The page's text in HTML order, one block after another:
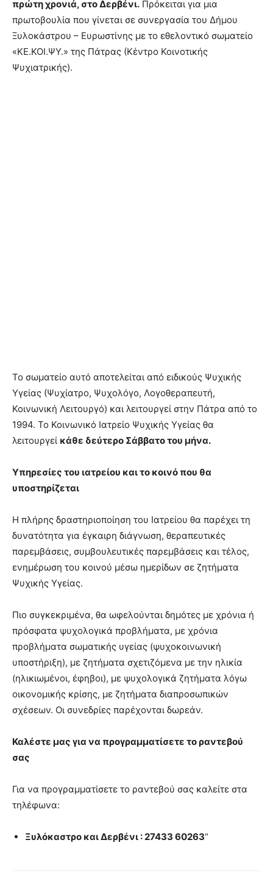
πρώτη χρονιά, στο Δερβένι. Πρόκειται για μια
πρωτοβουλία που γίνεται σε συνεργασία του Δήμου
Ξυλοκάστρου – Ευρωστίνης με το εθελοντικό σωματείο
«ΚΕ.ΚΟΙ.ΨΥ.» της Πάτρας (Κέντρο Κοινοτικής
Ψυχιατρικής).
Το σωματείο αυτό αποτελείται από ειδικούς Ψυχικής
Υγείας (Ψυχίατρο, Ψυχολόγο, Λογοθεραπευτή,
Κοινωνική Λειτουργό) και λειτουργεί στην Πάτρα από το
1994. Το Κοινωνικό Ιατρείο Ψυχικής Υγείας θα
λειτουργεί κάθε δεύτερο Σάββατο του μήνα.
Υπηρεσίες του ιατρείου και το κοινό που θα
υποστηρίζεται
Η πλήρης δραστηριοποίηση του Ιατρείου θα παρέχει τη
δυνατότητα για έγκαιρη διάγνωση, θεραπευτικές
παρεμβάσεις, συμβουλευτικές παρεμβάσεις και τέλος,
ενημέρωση του κοινού μέσω ημερίδων σε ζητήματα
Ψυχικής Υγείας.
Πιο συγκεκριμένα, θα ωφελούνται δημότες με χρόνια ή
πρόσφατα ψυχολογικά προβλήματα, με χρόνια
προβλήματα σωματικής υγείας (ψυχοκοινωνική
υποστήριξη), με ζητήματα σχετιζόμενα με την ηλικία
(ηλικιωμένοι, έφηβοι), με ψυχολογικά ζητήματα λόγω
οικονομικής κρίσης, με ζητήματα διαπροσωπικών
σχέσεων. Οι συνεδρίες παρέχονται δωρεάν.
Καλέστε μας για να προγραμματίσετε το ραντεβού
σας
Για να προγραμματίσετε το ραντεβού σας καλείτε στα
τηλέφωνα:
Ξυλόκαστρο και Δερβένι : 27433 60263“